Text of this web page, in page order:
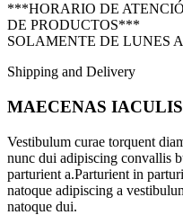
***HORARIO DE
DE PRODUCTOS***
SOLAMENTE DE LUNES
Shipping and Delivery
MAECENAS IACULIS
Vestibulum curae torquent
nunc dui adipiscing convallis
parturient a.Parturient in
natoque adipiscing a
natoque dui.